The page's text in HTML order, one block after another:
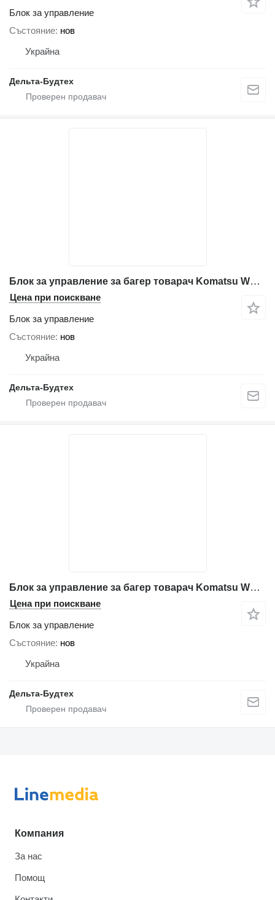
Блок за управление
Състояние нов
Украйна
Дельта-Будтех
Блок за управление за багер товарач Komatsu WB97s-5
Цена при поискване
Блок за управление
Състояние нов
Украйна
Дельта-Будтех
Блок за управление за багер товарач Komatsu WB97s-2
Цена при поискване
Блок за управление
Състояние нов
Украйна
Дельта-Будтех
Компания
За нас
Помощ